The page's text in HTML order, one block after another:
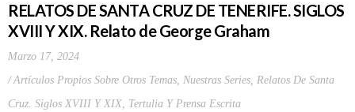
RELATOS DE SANTA CRUZ DE TENERIFE. SIGLOS
XVIII Y XIX. Relato de George Graham
Marzo 17, 2024
Artículos Propios Sobre Otros Temas, Nuestras Series, Relatos De Santa
Cruz. Siglos XVIII Y XIX, Tertulia Y Prensa Escrita